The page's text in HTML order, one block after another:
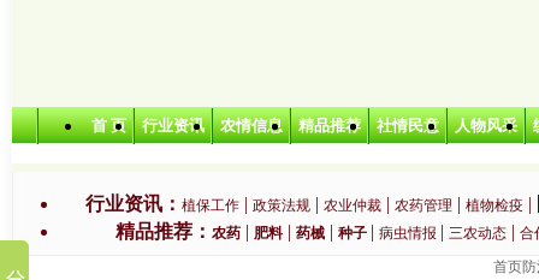
首 页 行业资讯 农情信息 精品推荐 社情民意 人物风采
行业资讯： 植保工作 | 政策法规 | 农业仲裁 | 农药管理 | 植物检疫 |
精品推荐：农药 | 肥料 |药械 |种子 |病虫情报 | 三农动态 |合
首页